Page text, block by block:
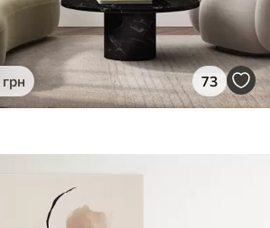
грн 73